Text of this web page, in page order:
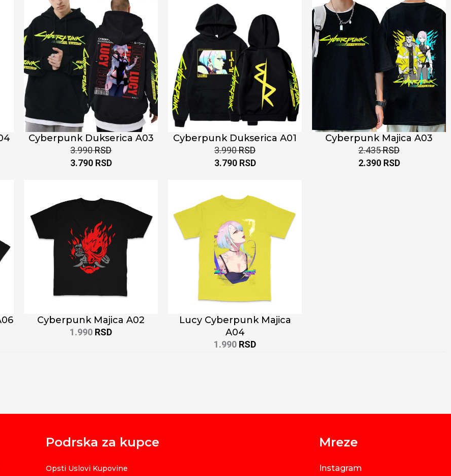
Cyberpunk Dukserica A03
3.990RSD
3.790 RSD
Cyberpunk Dukserica A01
3.990RSD
3.790 RSD
Cyberpunk Majica A03
2.435RSD
2.390 RSD
Cyberpunk Majica A02
1.990 RSD
Lucy Cyberpunk Majica
A04
1.990 RSD
Podrska za kupce
Opsti Uslovi Kupovine
Mreze
Instagram